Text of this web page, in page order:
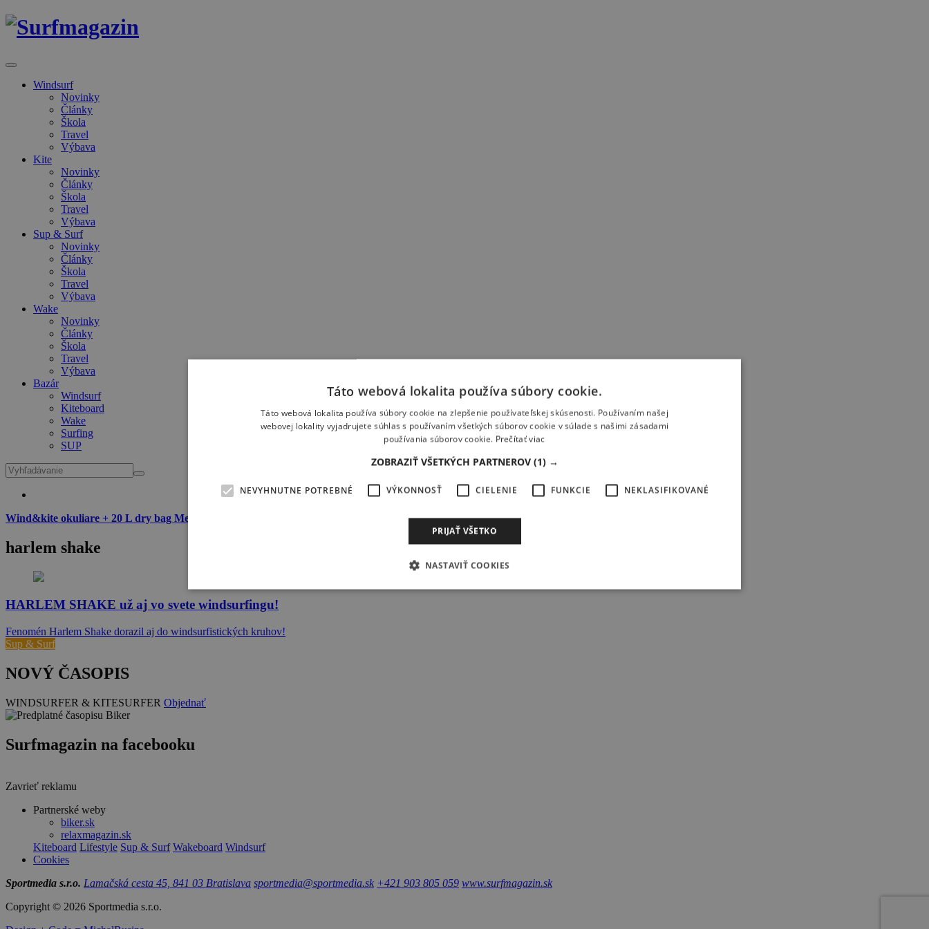
Windsurf
Novinky
Články
Škola
Travel
Výbava
Kite
Novinky
Články
Škola
Travel
Výbava
Sup & Surf
Novinky
Články
Škola
Travel
Výbava
Wake
Novinky
Články
Škola
Travel
Výbava
Bazár
Windsurf
Kiteboard
Wake
Surfing
SUP
Wind&kite okuliare + 20 L dry bag Meatfly zadarmo k dvojročnému predplatnému Windsurfer & Kitesurferiba za 29,90 € !
harlem shake
HARLEM SHAKE už aj vo svete windsurfingu!
Fenomén Harlem Shake dorazil aj do windsurfistických kruhov!
Sup & Surf
NOVÝ ČASOPIS
WINDSURFER & KITESURFER Objednať
Surfmagazin na facebooku
Zavrieť reklamu
Partnerské weby
biker.sk
relaxmagazin.sk
Kiteboard Lifestyle Sup & Surf Wakeboard Windsurf
Cookies
Sportmedia s.r.o. Lamačská cesta 45, 841 03 Bratislava sportmedia@sportmedia.sk +421 903 805 059 www.surfmagazin.sk
Copyright © 2026 Sportmedia s.r.o.
Táto webová lokalita používa súbory cookie.
Táto webová lokalita používa súbory cookie na zlepšenie používateľskej skúsenosti. Používaním našej
webovej lokality vyjadrujete súhlas s používaním všetkých súborov cookie v súlade s našimi zásadami
používania súborov cookie. Prečítať viac
ZOBRAZIŤ VŠETKÝCH PARTNEROV (1) →
NEVYHNUTNE POTREBNÉ VÝKONNOSŤ CIELENIE FUNKCIE NEKLASIFIKOVANÉ
PRIJAŤ VŠETKO
NASTAVIŤ COOKIES